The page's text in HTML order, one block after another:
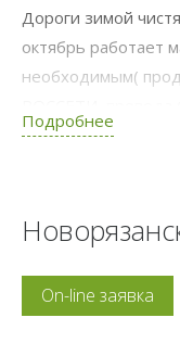
Дороги зимой
октябрь работает
необходимым(
Возможна прописка.
комната 15 кв.м.
Триколор. Домик
месяцев с апреля
инфракрасная
Подробнее
On-line заявка